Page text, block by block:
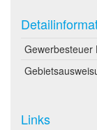
Gewerbesteuer
Links